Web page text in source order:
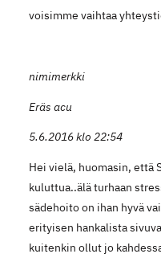
voisimme vaihtaa
nimimerkki
Eräs acu
5.6.2016 klo 22:54
Hei vielä, huomasin, että
kuluttua..älä turhaan
sädehoito on ihan hyvä
erityisen hankalista
kuitenkin ollut jo